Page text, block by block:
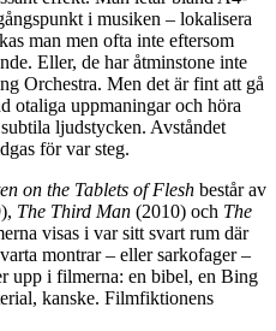
i musiken – lokalisera
man men ofta inte eftersom
Eller, de har åtminstone inte
Orchestra. Men det är fint att gå
otaliga uppmaningar och höra
ljudstycken. Avståndet
för var steg.
on the Tablets of Flesh består av
The Third Man (2010) och The
visas i var sitt svart rum där
montrar – eller sarkofager –
upp i filmerna: en bibel, en Bing
kanske. Filmfiktionens